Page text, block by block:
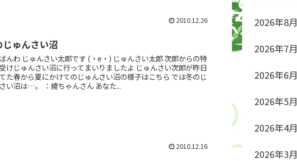
2010.12.26
じゅんさい沼
んわ じゅんさい太郎です (・e・) じゅんさい太郎 次郎からの特
けじゅんさい沼に行ってまいりましたよ じゅんさい次郎が昨日
た春から夏にかけてのじゅんさい沼の様子はこちら では冬のじ
い沼は…。 ：綾ちゃんさん あなた...
2010.12.16
2026年8月
2026年7月
2026年6月
2026年5月
2026年4月
2026年3月